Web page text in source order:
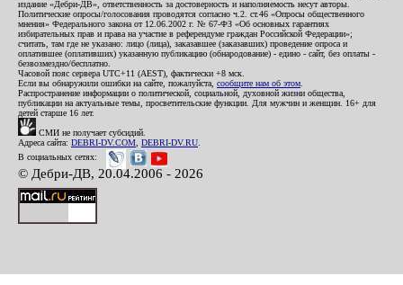
издание «Дебри-ДВ», ответственность за достоверность и наполняемость несут авторы.
Политические опросы/голосования проводятся согласно ч.2. ст.46 «Опросы общественного
мнения» Федерального закона от 12.06.2002 г. № 67-ФЗ «Об основных гарантиях
избирательных прав и права на участие в референдуме граждан Российской Федерации»;
считать, там где не указано: лицо (лица), заказавшее (заказавших) проведение опроса и
оплатившее (оплативших) указанную публикацию (обнародование) - едино - сайт, без оплаты -
безвозмездно/бесплатно.
Часовой пояс сервера UTC+11 (AEST), фактически +8 мск.
Если вы обнаружили ошибки на сайте, пожалуйста, сообщите нам об этом
Распространение информации о политической, социальной, духовной жизни общества,
публикации на актуальные темы, просветительские функции. Для мужчин и женщин. 16+ для
детей старше 16 лет.
СМИ не получает субсидий.
Адреса сайта: DEBRI-DV.COM DEBRI-DV.RU
В социальных сетях:
© Дебри-ДВ, 20.04.2006 - 2026